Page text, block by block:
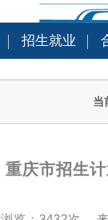
招生就业
当
庆市招生